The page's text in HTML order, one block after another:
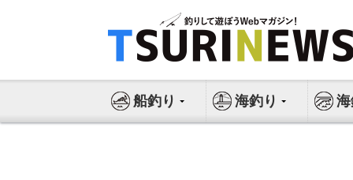
ス
船釣り 海釣り